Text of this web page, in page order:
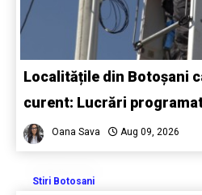
Localitățile din Botoșani
curent: Lucrări
Oana Sava Aug 09, 2026
Stiri Botosani